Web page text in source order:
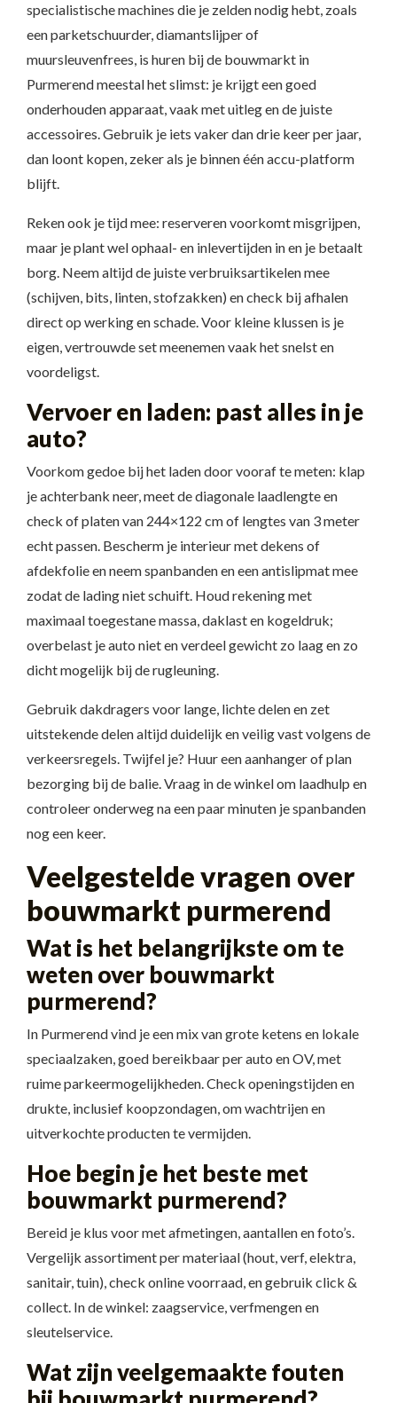
specialistische machines die je zelden nodig hebt, zoals
een parketschuurder, diamantslijper of
muursleuvenfrees, is huren bij de bouwmarkt in
Purmerend meestal het slimst: je krijgt een goed
onderhouden apparaat, vaak met uitleg en de juiste
accessoires. Gebruik je iets vaker dan drie keer per jaar,
dan loont kopen, zeker als je binnen één accu-platform
blijft.
Reken ook je tijd mee: reserveren voorkomt misgrijpen,
maar je plant wel ophaal- en inlevertijden in en je betaalt
borg. Neem altijd de juiste verbruiksartikelen mee
(schijven, bits, linten, stofzakken) en check bij afhalen
direct op werking en schade. Voor kleine klussen is je
eigen, vertrouwde set meenemen vaak het snelst en
voordeligst.
Vervoer en laden: past alles in je
auto?
Voorkom gedoe bij het laden door vooraf te meten: klap
je achterbank neer, meet de diagonale laadlengte en
check of platen van 244×122 cm of lengtes van 3 meter
echt passen. Bescherm je interieur met dekens of
afdekfolie en neem spanbanden en een antislipmat mee
zodat de lading niet schuift. Houd rekening met
maximaal toegestane massa, daklast en kogeldruk;
overbelast je auto niet en verdeel gewicht zo laag en zo
dicht mogelijk bij de rugleuning.
Gebruik dakdragers voor lange, lichte delen en zet
uitstekende delen altijd duidelijk en veilig vast volgens de
verkeersregels. Twijfel je? Huur een aanhanger of plan
bezorging bij de balie. Vraag in de winkel om laadhulp en
controleer onderweg na een paar minuten je spanbanden
nog een keer.
Veelgestelde vragen over
bouwmarkt purmerend
Wat is het belangrijkste om te
weten over bouwmarkt
purmerend?
In Purmerend vind je een mix van grote ketens en lokale
speciaalzaken, goed bereikbaar per auto en OV, met
ruime parkeermogelijkheden. Check openingstijden en
drukte, inclusief koopzondagen, om wachtrijen en
uitverkochte producten te vermijden.
Hoe begin je het beste met
bouwmarkt purmerend?
Bereid je klus voor met afmetingen, aantallen en foto’s.
Vergelijk assortiment per materiaal (hout, verf, elektra,
sanitair, tuin), check online voorraad, en gebruik click &
collect. In de winkel: zaagservice, verfmengen en
sleutelservice.
Wat zijn veelgemaakte fouten